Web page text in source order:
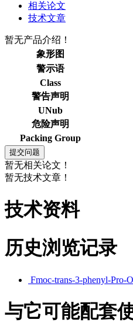
相关论文
技术文章
暂无产品介绍！
象形图
警示语
Class
警告声明
UNub
危险声明
Packing Group
暂无相关论文！
暂无技术文章！
技术资料
历史浏览记录
Fmoc-trans-3-phenyl-Pro-
与它可能配套